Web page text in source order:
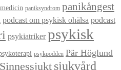
medicin paniksyndrom panikångest
podcast om psykisk ohälsa podcast
psykiatriker psykisk
psykpodden Pär Höglund
Sinnessjukt sjukvård